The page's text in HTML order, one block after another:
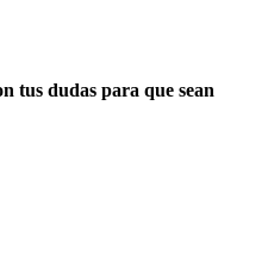
tus dudas para que sean